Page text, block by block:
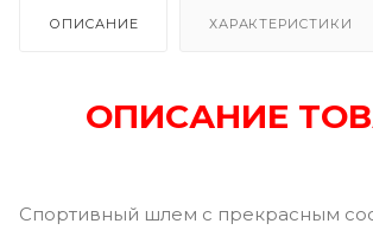
ОПИСАНИЕ ХАРАКТЕРИСТИКИ
ОПИСАНИЕ
Спортивный шлем с прекрасным